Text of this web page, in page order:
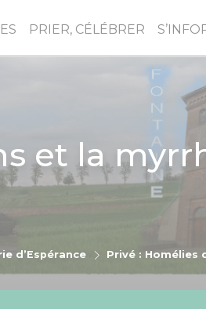
PRIER, CÉLÉBRER
et la
d’Espérance Privé : Homélies